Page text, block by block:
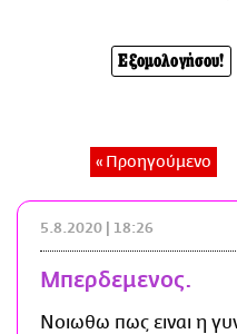
CITY GUIDE
Εξομολογήσου!
« Προηγούμενο
5.8.2020 | 18:26
Μπερδεμενος.
Νοιωθω πως ειναι η